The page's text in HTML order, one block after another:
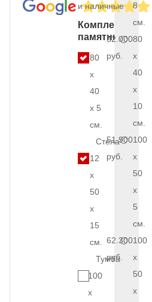
и наличные
Комплект
памятника
80
x
40
x 5
см.
Стела
12
x
50
x
15
см.
Тумба
100
x
8
см.
52.000
руб.
80
x
40
x
10
см.
51.900
руб.
100
x
50
x
5
см.
62.300
руб.
100
x
50
x